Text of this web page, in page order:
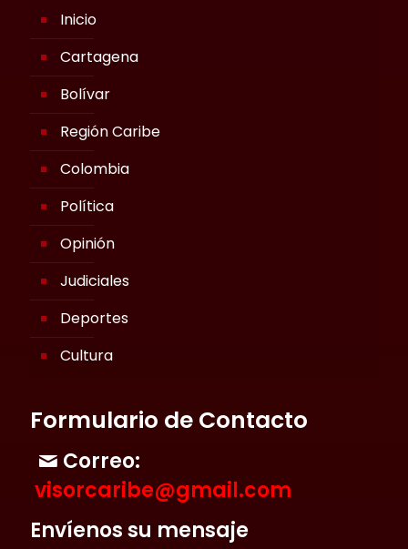
Inicio
Cartagena
Bolívar
Región Caribe
Colombia
Política
Opinión
Judiciales
Deportes
Cultura
Formulario de Contacto
Correo:
visorcaribe@gmail.com
Envíenos su mensaje